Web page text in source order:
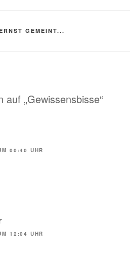
GEMEINT...
auf „Gewissensbisse“
00:40 UHR
12:04 UHR